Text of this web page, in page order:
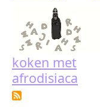
koken met
afrodisiaca